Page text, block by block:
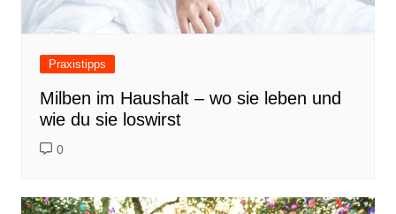
Praxistipps
Milben im Haushalt – wo sie leben und
wie du sie loswirst
0